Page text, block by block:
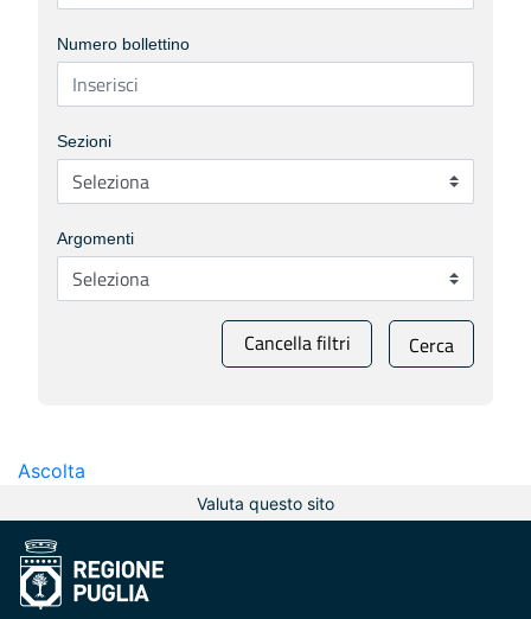
Numero bollettino
Sezioni
Argomenti
Cancella filtri Cerca
Ascolta
Valuta questo sito